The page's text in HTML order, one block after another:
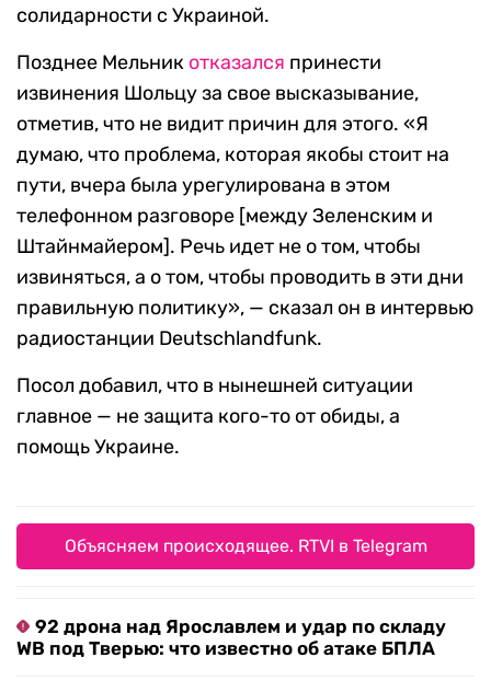
солидарности с Украиной.
Позднее Мельник отказался принести
извинения Шольцу за свое высказывание,
отметив, что не видит причин для этого. «Я
думаю, что проблема, которая якобы стоит на
пути, вчера была урегулирована в этом
телефонном разговоре [между Зеленским и
Штайнмайером]. Речь идет не о том, чтобы
извиняться, а о том, чтобы проводить в эти дни
правильную политику», — сказал он в интервью
радиостанции Deutschlandfunk.
Посол добавил, что в нынешней ситуации
главное — не защита кого-то от обиды, а
помощь Украине.
Объясняем происходящее. RTVI в Telegram
92 дрона над Ярославлем и удар по складу
WB под Тверью: что известно об атаке БПЛА